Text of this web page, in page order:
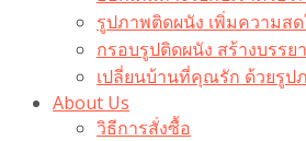
รูปภาพติดผนัง เพิ่มความ
กรอบรูปติดผนัง สร้างบรร
เปลี่ยนบ้านที่คุณรัก ด้วยรู
About Us
วิธีการสั่งซื้อ